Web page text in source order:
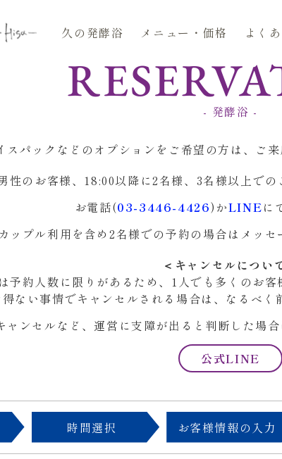
久の発酵浴 メニュー・価格 よく
- 発酵浴 -
パックなどのオプションをご希望の方は、ご
性のお客様、18:00以降に2名様、3名様以上で
お電話(03-3446-4426)かLINEに
カップル利用を含め2名様での予約の場合はメッセ
＜キャンセルについ
予約人数に限りがあるため、1人でも多くのお客
ない事情でキャンセルされる場合は、なるべく
ャンセルなど、運営に支障が出ると判断した場
公式LINE
時間選択 お客様情報の入力